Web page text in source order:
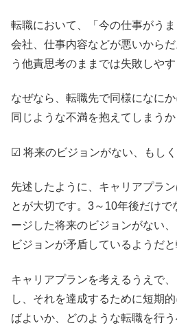
転職において、「今の仕事がう
会社、仕事内容などが悪いから
う他責思考のままでは失敗しやす
なぜなら、転職先で同様になに
同じような不満を抱えてしまうか
☑ 将来のビジョンがない、もし
先述したように、キャリアプラ
とが大切です。3～10年後だけで
ージした将来のビジョンがない
ビジョンが矛盾しているようだ
キャリアプランを考えるうえで
し、それを達成するために短期
ばよいか、どのような転職を行